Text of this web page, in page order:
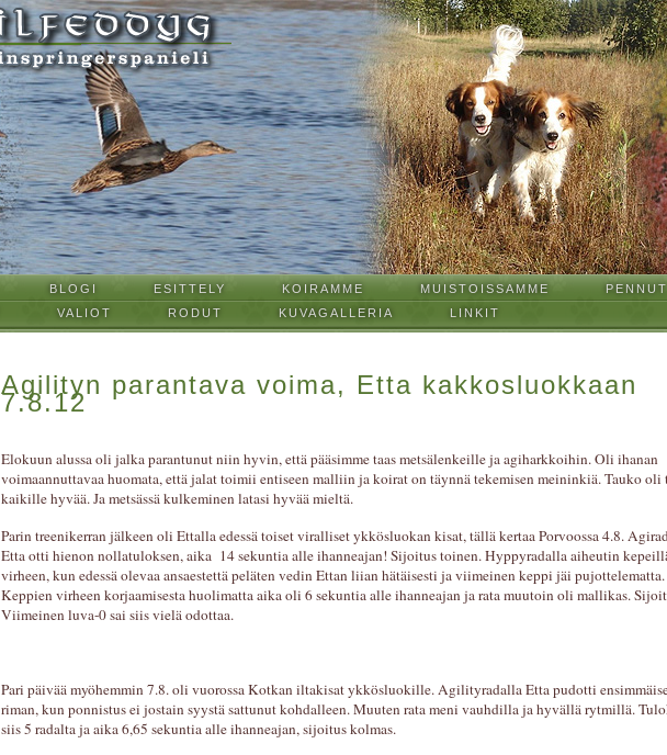
BLOGI ESITTELY KOIRAMME MUISTOISSAMME
PENNUT
VALIOT RODUT KUVAGALLERIA LINKIT
Agilityn parantava voima, Etta kakkosluokkaan
7.8.12
Elokuun alussa oli jalka parantunut niin hyvin, että pääsimme taas metsälenkeille ja agiharkkoihin. Oli ihanan
voimaannuttavaa huomata, että jalat toimii entiseen malliin ja koirat on täynnä tekemisen meininkiä. Tauko oli
kaikille hyvää. Ja metsässä kulkeminen latasi hyvää mieltä.
Parin treenikerran jälkeen oli Ettalla edessä toiset viralliset ykkösluokan kisat, tällä kertaa Porvoossa 4.8.
Etta otti hienon nollatuloksen, aika 14 sekuntia alle ihanneajan! Sijoitus toinen. Hyppyradalla aiheutin
virheen, kun edessä olevaa ansaestettä peläten vedin Ettan liian hätäisesti ja viimeinen keppi jäi pujottelematta.
Keppien virheen korjaamisesta huolimatta aika oli 6 sekuntia alle ihanneajan ja rata muutoin oli mallikas.
Viimeinen luva-0 sai siis vielä odottaa.
Pari päivää myöhemmin 7.8. oli vuorossa Kotkan iltakisat ykkösluokille. Agilityradalla Etta pudotti
riman, kun ponnistus ei jostain syystä sattunut kohdalleen. Muuten rata meni vauhdilla ja hyvällä rytmillä.
siis 5 radalta ja aika 6,65 sekuntia alle ihanneajan, sijoitus kolmas.